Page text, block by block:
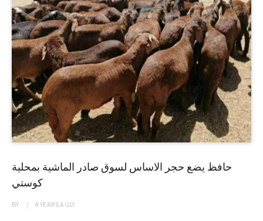
حافظ يضع حجر الاساس لسوق صادر الماشية بمحلية
كوستي
BY 4 YEARSAGO